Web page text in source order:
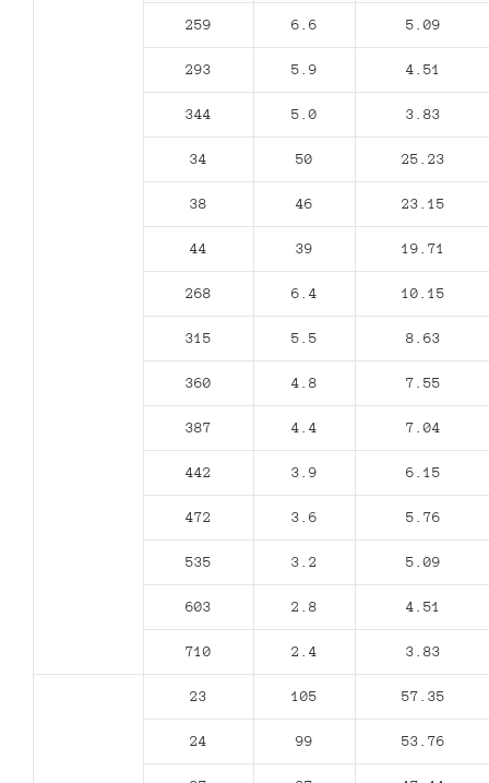
259 6.6 5.09
293 5.9 4.51
344 5.0 3.83
34 50 25.23
38 46 23.15
44 39 19.71
268 6.4 10.15
315 5.5 8.63
360 4.8 7.55
387 4.4 7.04
442 3.9 6.15
472 3.6 5.76
535 3.2 5.09
603 2.8 4.51
710 2.4 3.83
23 105 57.35
24 99 53.76